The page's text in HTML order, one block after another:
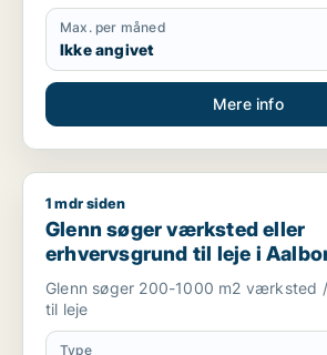
Max. per måned
Ikke angivet
Mere info
Glenn søger værksted eller
1 mdr siden
Glenn søger værksted eller
erhvervsgrund til leje i
Aalborg SV eller Aalborg SØ
Glenn søger 200-1000 m2 værksted
til leje
Type